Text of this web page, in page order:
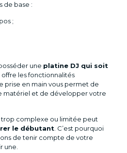
de base :
;
une platine DJ qui soit
les fonctionnalités
prise en main vous permet de
matériel et de développer votre
trop complexe ou limitée peut
le débutant. C’est pourquoi
de tenir compte de votre
une.